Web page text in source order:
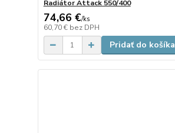
Radiátor Attack 550/400
74,66 €/ks
60,70 € bez DPH
Pridať do košíka